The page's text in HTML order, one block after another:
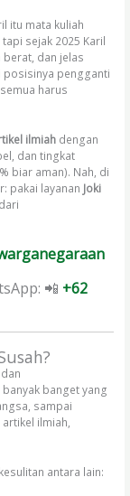
itu mata kuliah
sejak 2025 Karil
berat, dan jelas
posisinya pengganti
harus
ilmiah dengan
dan tingkat
biar aman). Nah, di
pakai layanan Joki
dari
📲 +62
banget yang
sampai
ilmiah,
antara lain: